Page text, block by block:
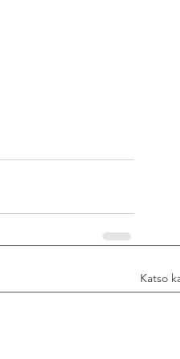
Katso